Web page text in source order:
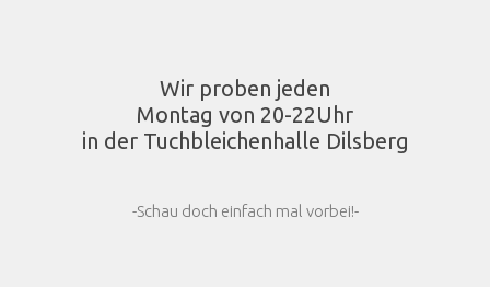
Wir proben jeden
Montag von 20-22Uhr
in der Tuchbleichenhalle Dilsberg
-Schau doch einfach mal vorbei!-